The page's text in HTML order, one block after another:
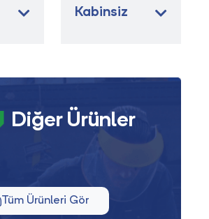
Kabinsiz
Diğer Ürünler
Tüm Ürünleri Gör